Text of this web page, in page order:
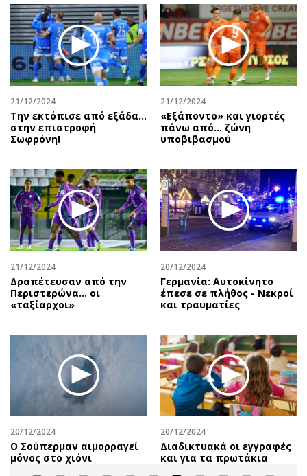
21/12/2024
Την εκτόπισε από εξάδα…
στην επιστροφή
Σωφρόνη!
21/12/2024
«Εξάποντο» και γιορτές
πάνω από… ζώνη
υποβιβασμού
21/12/2024
Δραπέτευσαν από την
Περιστερώνα… οι
«ταξίαρχοι»
20/12/2024
Γερμανία: Αυτοκίνητο
έπεσε σε πλήθος - Νεκροί
και τραυματίες
20/12/2024
Ο Σούπερμαν αιμορραγεί
μόνος στο χιόνι
20/12/2024
Διαδικτυακά οι εγγραφές
και για τα πρωτάκια